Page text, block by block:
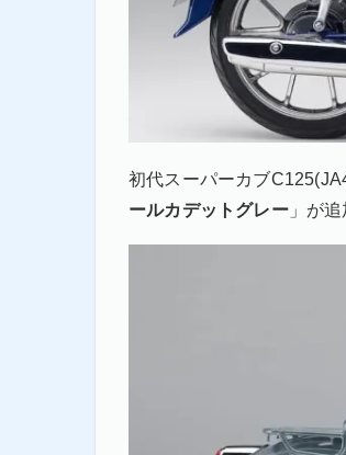
初代スーパーカブ
ールカデットグレー」が追